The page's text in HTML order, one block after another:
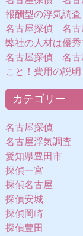
報酬型の浮気調査
名古屋探偵 名古
弊社の人材は優秀
名古屋探偵 名古
こと！費用の説明
カテゴリー
名古屋探偵
名古屋浮気調査
愛知県豊田市
探偵一宮
探偵名古屋
探偵安城
探偵岡崎
探偵豊田